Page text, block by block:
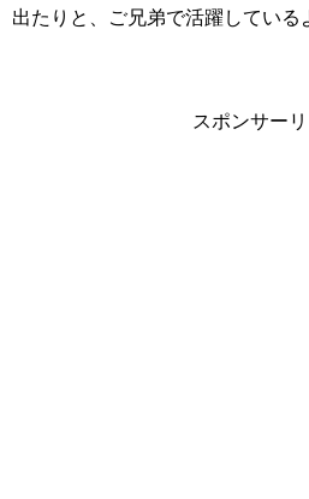
出たりと、ご兄弟で活躍している
スポンサー